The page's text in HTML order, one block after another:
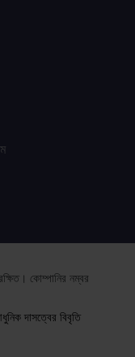
কোম্পানির নম্বর
দাসত্বের বিবৃতি